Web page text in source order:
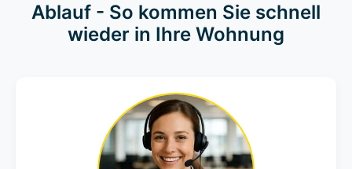
Ablauf - So kommen Sie schnell
wieder in Ihre Wohnung